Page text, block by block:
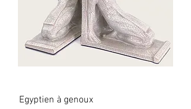
Egyptien à genoux